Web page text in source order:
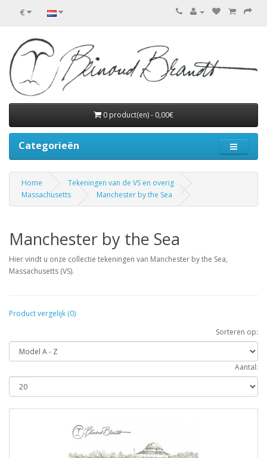
€
0 product(en) - 0,00€
Categorieën
Home
Tekeningen van de VS en overig
Massachusetts
Manchester by the Sea
Manchester by the Sea
Hier vindt u onze collectie tekeningen van Manchester by the Sea,
Massachusetts (VS).
Product vergelijk (0)
Sorteren op:
Aantal: